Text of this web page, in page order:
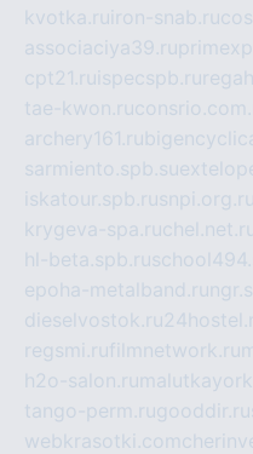
kvotka.ru iron-snab.ru
associaciya39.ru
cpt21.ru ispecspb.ru
tae-kwon.ru
archery161.ru
sarmiento.spb.su
iskatour.spb.rusnpi.org.ru
krygeva-spa.ru
hl-beta.spb.ru
epoha-metalband.ru
dieselvostok.ru
regsmi.rufilmnetwork.ru
h2o-salon.ru
tango-perm.rugooddir.ru
webkrasotki.com